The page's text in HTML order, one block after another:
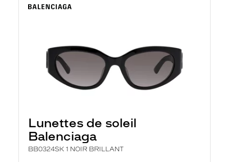
Lunettes de soleil
Balenciaga
BB0324SK 1 NOIR BRILLANT